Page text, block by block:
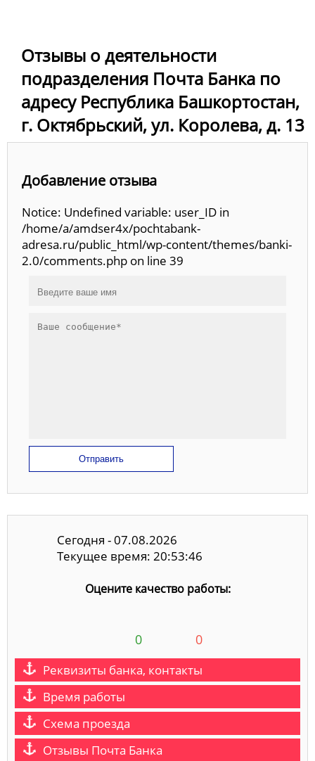
Отзывы о деятельности
подразделения Почта Банка по
адресу Республика Башкортостан,
г. Октябрьский, ул. Королева, д. 13
Добавление отзыва
Notice: Undefined variable: user_ID in
/home/a/amdser4x/pochtabank-
adresa.ru/public_html/wp-content/themes/banki-
2.0/comments.php on line 39
Отправить
Сегодня - 07.08.2026
Текущее время: 20:53:46
Оцените качество работы:
0 0
Реквизиты банка, контакты
Время работы
Схема проезда
Отзывы Почта Банка